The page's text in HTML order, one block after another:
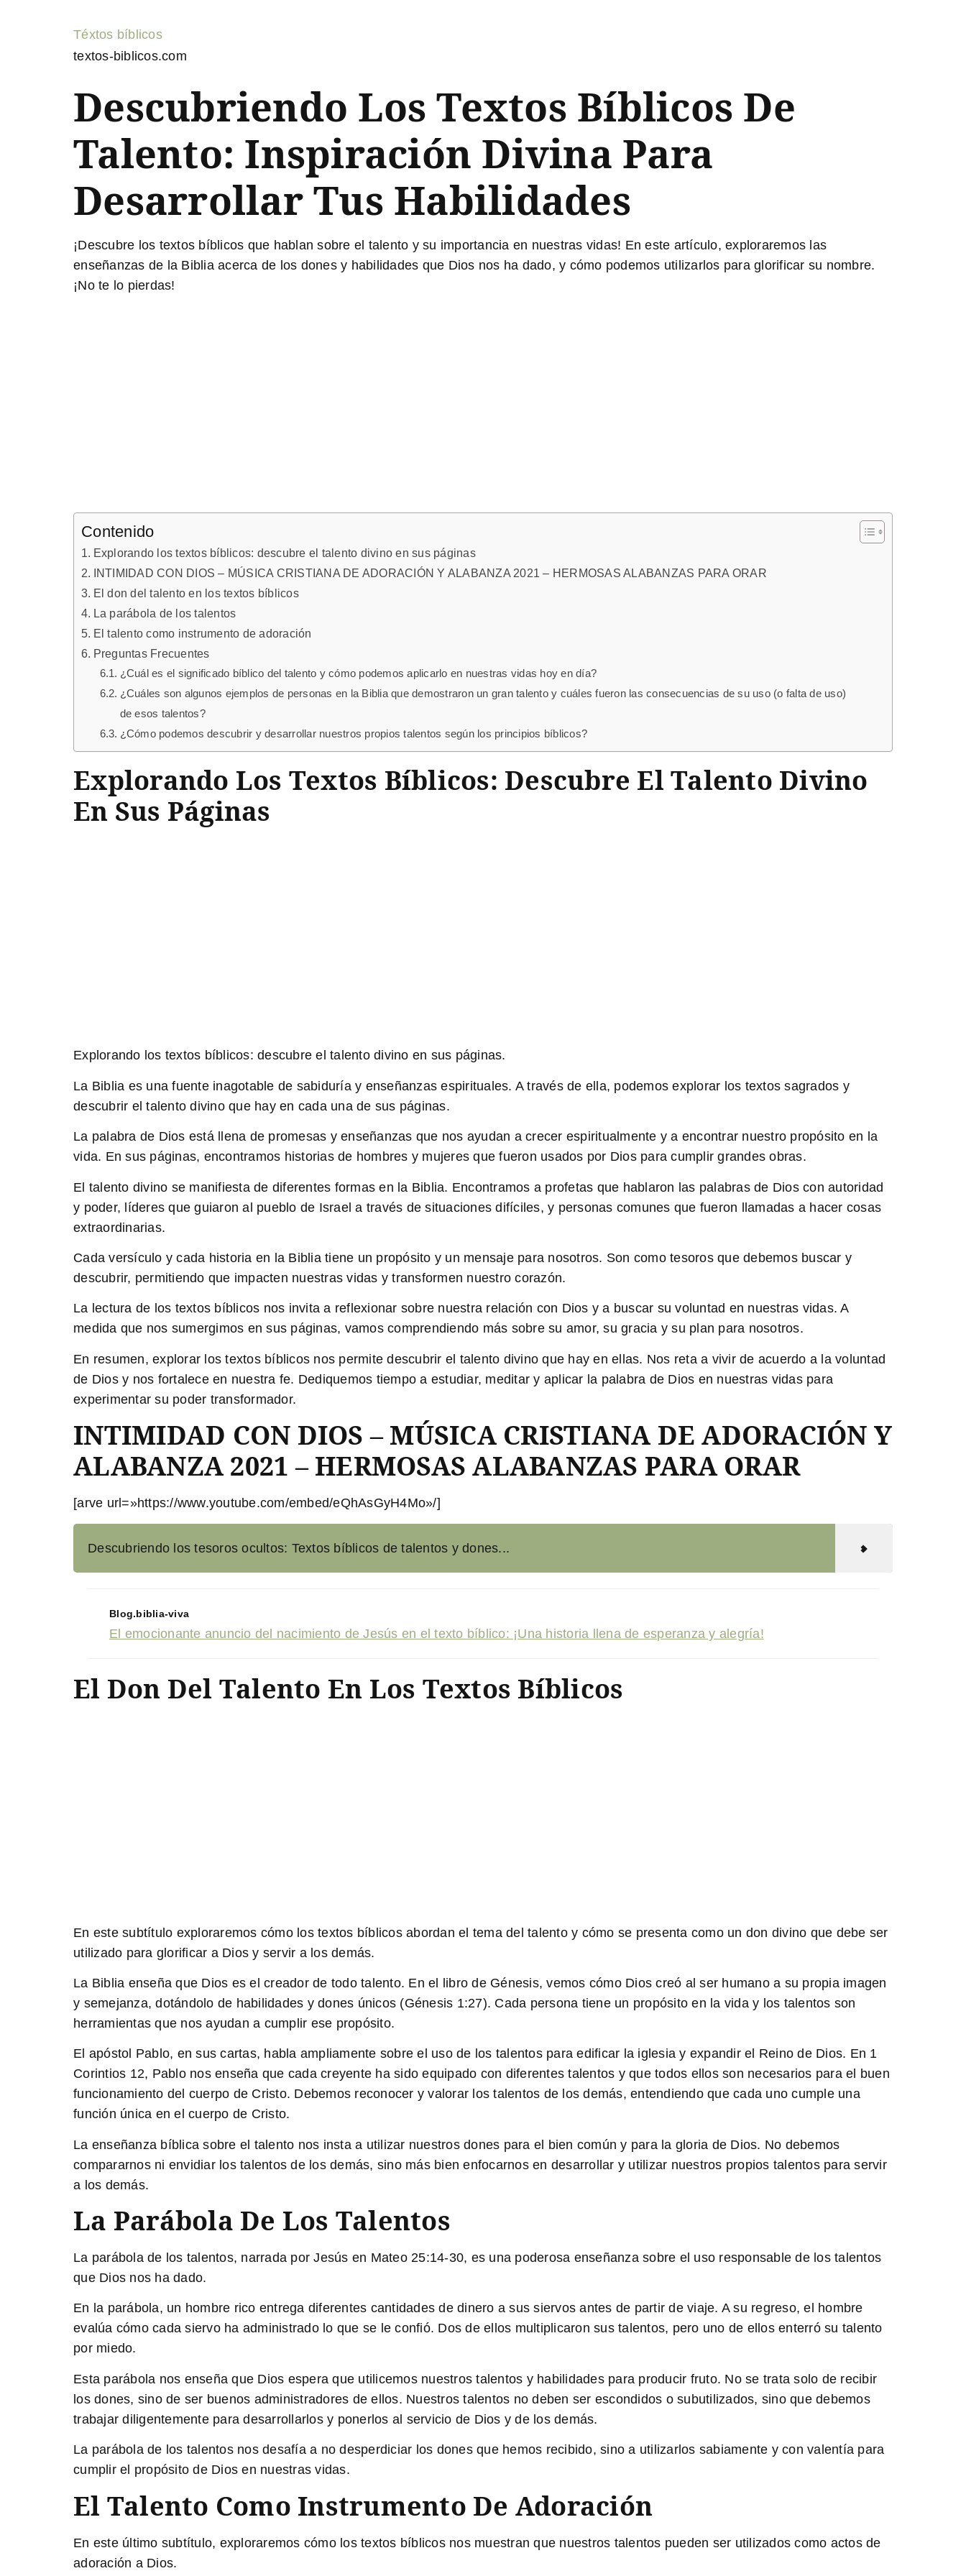
Téxtos bíblicos
textos-biblicos.com
Descubriendo Los Textos Bíblicos De
Talento: Inspiración Divina Para
Desarrollar Tus Habilidades
¡Descubre los textos bíblicos que hablan sobre el talento y su importancia en nuestras vidas! En este artículo, exploraremos las
enseñanzas de la Biblia acerca de los dones y habilidades que Dios nos ha dado, y cómo podemos utilizarlos para glorificar su nombre.
¡No te lo pierdas!
Contenido
Explorando los textos bíblicos: descubre el talento divino en sus páginas
INTIMIDAD CON DIOS – MÚSICA CRISTIANA DE ADORACIÓN Y ALABANZA 2021 – HERMOSAS ALABANZAS PARA ORAR
El don del talento en los textos bíblicos
La parábola de los talentos
El talento como instrumento de adoración
Preguntas Frecuentes
¿Cuál es el significado bíblico del talento y cómo podemos aplicarlo en nuestras vidas hoy en día?
¿Cuáles son algunos ejemplos de personas en la Biblia que demostraron un gran talento y cuáles fueron las consecuencias de su uso (o falta de uso)
de esos talentos?
¿Cómo podemos descubrir y desarrollar nuestros propios talentos según los principios bíblicos?
Explorando Los Textos Bíblicos: Descubre El Talento Divino
En Sus Páginas
Explorando los textos bíblicos: descubre el talento divino en sus páginas.
La Biblia es una fuente inagotable de sabiduría y enseñanzas espirituales. A través de ella, podemos explorar los textos sagrados y
descubrir el talento divino que hay en cada una de sus páginas.
La palabra de Dios está llena de promesas y enseñanzas que nos ayudan a crecer espiritualmente y a encontrar nuestro propósito en la
vida. En sus páginas, encontramos historias de hombres y mujeres que fueron usados por Dios para cumplir grandes obras.
El talento divino se manifiesta de diferentes formas en la Biblia. Encontramos a profetas que hablaron las palabras de Dios con autoridad
y poder, líderes que guiaron al pueblo de Israel a través de situaciones difíciles, y personas comunes que fueron llamadas a hacer cosas
extraordinarias.
Cada versículo y cada historia en la Biblia tiene un propósito y un mensaje para nosotros. Son como tesoros que debemos buscar y
descubrir, permitiendo que impacten nuestras vidas y transformen nuestro corazón.
La lectura de los textos bíblicos nos invita a reflexionar sobre nuestra relación con Dios y a buscar su voluntad en nuestras vidas. A
medida que nos sumergimos en sus páginas, vamos comprendiendo más sobre su amor, su gracia y su plan para nosotros.
En resumen, explorar los textos bíblicos nos permite descubrir el talento divino que hay en ellas. Nos reta a vivir de acuerdo a la voluntad
de Dios y nos fortalece en nuestra fe. Dediquemos tiempo a estudiar, meditar y aplicar la palabra de Dios en nuestras vidas para
experimentar su poder transformador.
INTIMIDAD CON DIOS – MÚSICA CRISTIANA DE ADORACIÓN Y
ALABANZA 2021 – HERMOSAS ALABANZAS PARA ORAR
[arve url=»https://www.youtube.com/embed/eQhAsGyH4Mo»/]
Descubriendo los tesoros ocultos: Textos bíblicos de talentos y dones...
Blog.biblia-viva
El emocionante anuncio del nacimiento de Jesús en el texto bíblico: ¡Una historia llena de esperanza y alegría!
El Don Del Talento En Los Textos Bíblicos
En este subtítulo exploraremos cómo los textos bíblicos abordan el tema del talento y cómo se presenta como un don divino que debe ser
utilizado para glorificar a Dios y servir a los demás.
La Biblia enseña que Dios es el creador de todo talento. En el libro de Génesis, vemos cómo Dios creó al ser humano a su propia imagen
y semejanza, dotándolo de habilidades y dones únicos (Génesis 1:27). Cada persona tiene un propósito en la vida y los talentos son
herramientas que nos ayudan a cumplir ese propósito.
El apóstol Pablo, en sus cartas, habla ampliamente sobre el uso de los talentos para edificar la iglesia y expandir el Reino de Dios. En 1
Corintios 12, Pablo nos enseña que cada creyente ha sido equipado con diferentes talentos y que todos ellos son necesarios para el buen
funcionamiento del cuerpo de Cristo. Debemos reconocer y valorar los talentos de los demás, entendiendo que cada uno cumple una
función única en el cuerpo de Cristo.
La enseñanza bíblica sobre el talento nos insta a utilizar nuestros dones para el bien común y para la gloria de Dios. No debemos
compararnos ni envidiar los talentos de los demás, sino más bien enfocarnos en desarrollar y utilizar nuestros propios talentos para servir
a los demás.
La Parábola De Los Talentos
La parábola de los talentos, narrada por Jesús en Mateo 25:14-30, es una poderosa enseñanza sobre el uso responsable de los talentos
que Dios nos ha dado.
En la parábola, un hombre rico entrega diferentes cantidades de dinero a sus siervos antes de partir de viaje. A su regreso, el hombre
evalúa cómo cada siervo ha administrado lo que se le confió. Dos de ellos multiplicaron sus talentos, pero uno de ellos enterró su talento
por miedo.
Esta parábola nos enseña que Dios espera que utilicemos nuestros talentos y habilidades para producir fruto. No se trata solo de recibir
los dones, sino de ser buenos administradores de ellos. Nuestros talentos no deben ser escondidos o subutilizados, sino que debemos
trabajar diligentemente para desarrollarlos y ponerlos al servicio de Dios y de los demás.
La parábola de los talentos nos desafía a no desperdiciar los dones que hemos recibido, sino a utilizarlos sabiamente y con valentía para
cumplir el propósito de Dios en nuestras vidas.
El Talento Como Instrumento De Adoración
En este último subtítulo, exploraremos cómo los textos bíblicos nos muestran que nuestros talentos pueden ser utilizados como actos de
adoración a Dios.